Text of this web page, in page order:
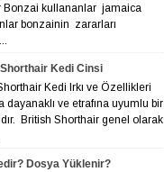
Bonzai kullananlar jamaica
bonzainin zararları
Kedi Cinsi
Kedi Irkı ve Özellikleri
dayanaklı ve etrafına uyumlu bir
British Shorthair genel olarak
Dosya Yüklenir?